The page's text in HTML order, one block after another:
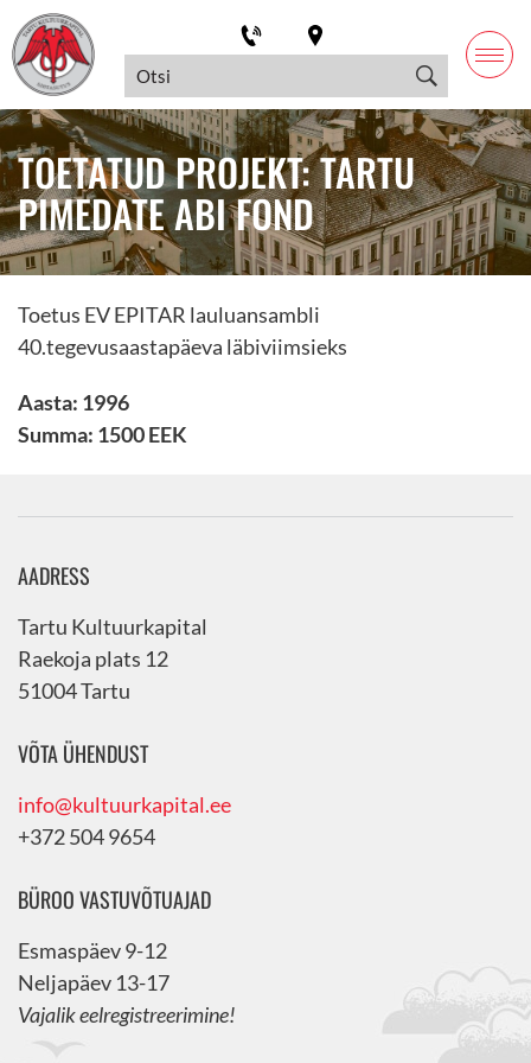
TOETATUD PROJEKT: TARTU
PIMEDATE ABI FOND
Toetus EV EPITAR lauluansambli
40.tegevusaastapäeva läbiviimsieks
Aasta: 1996
Summa: 1500 EEK
AADRESS
Tartu Kultuurkapital
Raekoja plats 12
51004 Tartu
VÕTA ÜHENDUST
info@kultuurkapital.ee
+372 504 9654
BÜROO VASTUVÕTUAJAD
Esmaspäev 9-12
Neljapäev 13-17
Vajalik eelregistreerimine!